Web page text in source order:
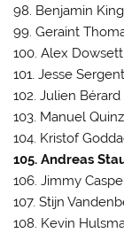
98. Benjamin
99. Geraint
100. Alex
101. Jesse
102. Julien
103. Manuel
104. Kristof
105. Andreas
106. Jimmy
107. Stijn
108. Kevin